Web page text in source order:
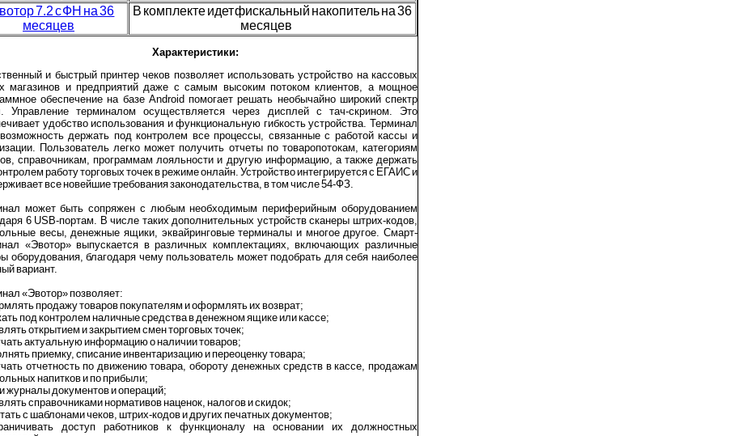
7.2 c ФН на 36
месяцев
В комплекте идет фискальный накопитель на 36
месяцев
Характеристики:
и быстрый принтер чеков позволяет использовать устройство на кассовых
магазинов и предприятий даже с самым высоким потоком клиентов, а мощное
обеспечение на базе Android помогает решать необычайно широкий спектр
Управление терминалом осуществляется через дисплей с тач-скрином. Это
удобство использования и функциональную гибкость устройства. Терминал
держать под контролем все процессы, связанные с работой кассы и
Пользователь легко может получить отчеты по товаропотокам, категориям
справочникам, программам лояльности и другую информацию, а также держать
работу торговых точек в режиме онлайн. Устройство интегрируется с ЕГАИС и
все новейшие требования законодательства, в том числе 54-ФЗ.
может быть сопряжен с любым необходимым периферийным оборудованием
6 USB-портам. В числе таких дополнительных устройств сканеры штрих-кодов,
весы, денежные ящики, эквайринговые терминалы и многое другое. Смарт-
«Эвотор» выпускается в различных комплектациях, включающих различные
оборудования, благодаря чему пользователь может подобрать для себя наиболее
вариант.
«Эвотор» позволяет:
продажу товаров покупателям и оформлять их возврат;
под контролем наличные средства в денежном ящике или кассе;
открытием и закрытием смен торговых точек;
актуальную информацию о наличии товаров;
приемку, списание инвентаризацию и переоценку товара;
отчетность по движению товара, обороту денежных средств в кассе, продажам
напитков и по прибыли;
журналы документов и операций;
справочниками нормативов наценок, налогов и скидок;
с шаблонами чеков, штрих-кодов и других печатных документов;
доступ работников к функционалу на основании их должностных